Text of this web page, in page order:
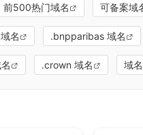
前500热门域名 可备案域
名 .bnpparibas 域名
.crown 域名 域